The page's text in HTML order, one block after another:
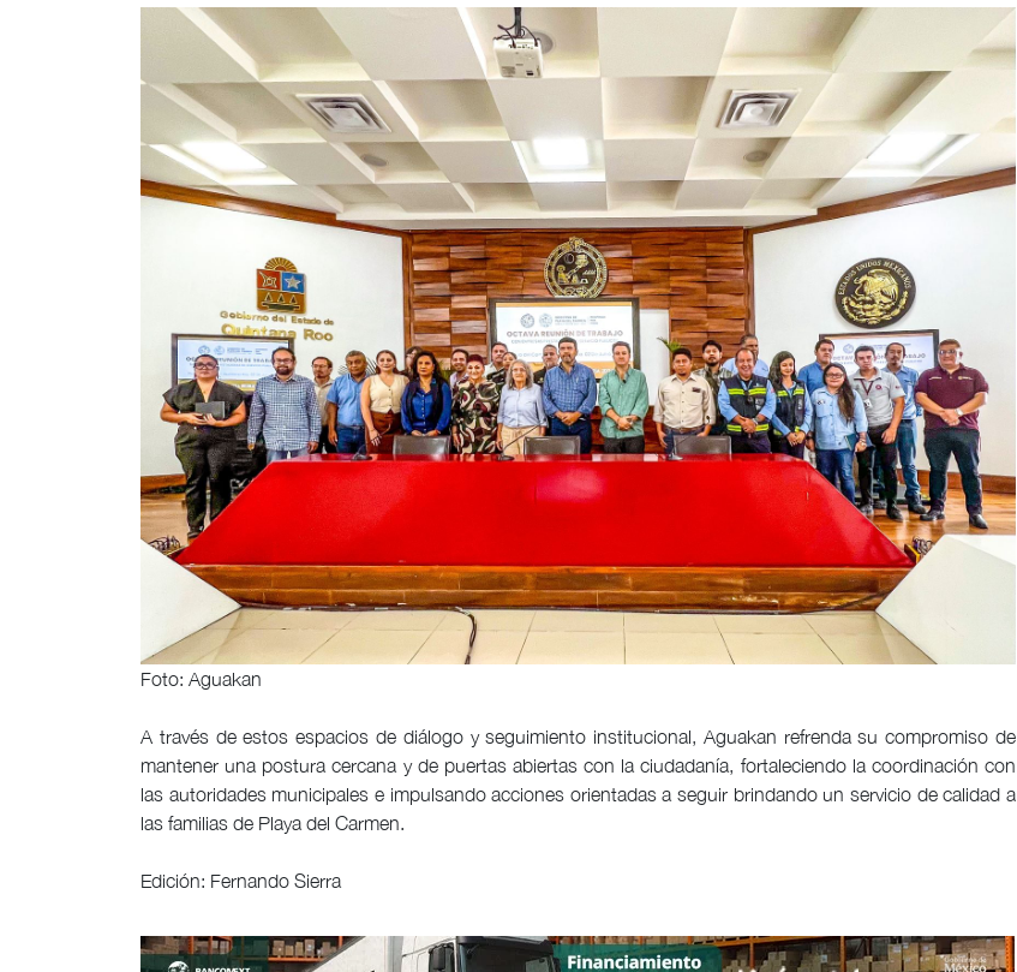
Foto: Aguakan
A través de estos espacios de diálogo y seguimiento institucional, Aguakan refrenda su compromiso de
mantener una postura cercana y de puertas abiertas con la ciudadanía, fortaleciendo la coordinación con
las autoridades municipales e impulsando acciones orientadas a seguir brindando un servicio de calidad a
las familias de Playa del Carmen.
Edición: Fernando Sierra